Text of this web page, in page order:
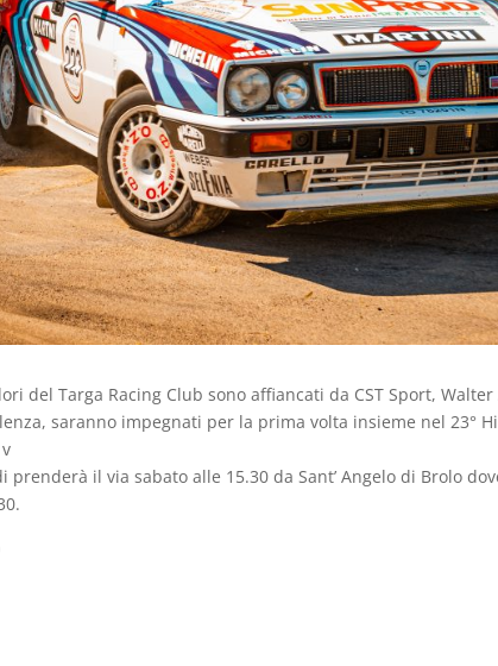
del Targa Racing Club sono affiancati da CST Sport,
saranno impegnati per la prima volta insieme nel 23°
prenderà il via sabato alle 15.30 da Sant’ Angelo di Brolo